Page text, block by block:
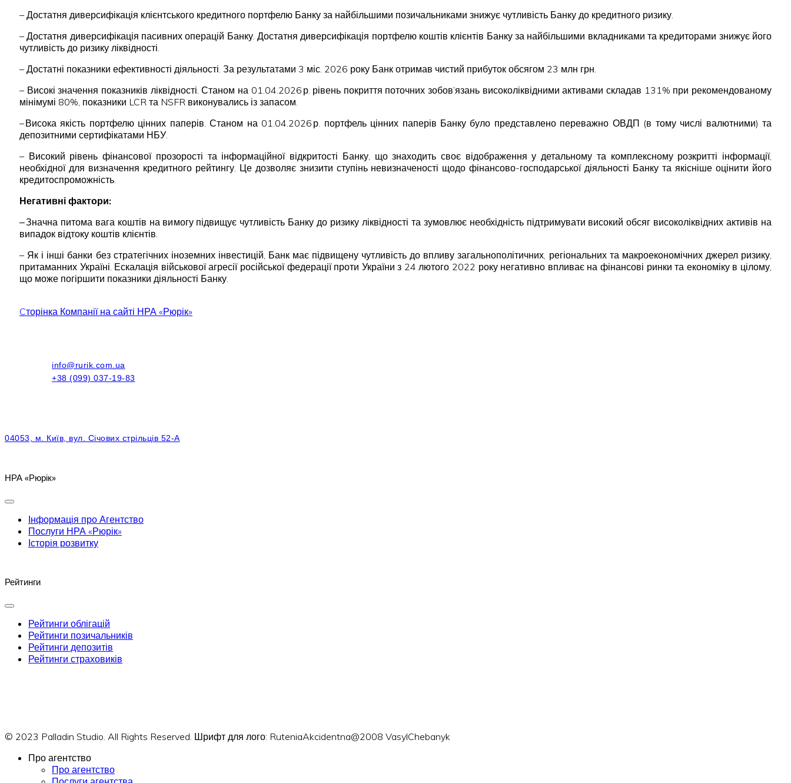
– Достатня диверсифікація клієнтського кредитного портфелю Банку за найбільшими позичальниками знижує чутливість Банку до кредитного ризику.
– Достатня диверсифікація пасивних операцій Банку. Достатня диверсифікація портфелю коштів клієнтів Банку за найбільшими вкладниками та кредиторами знижує його
чутливість до ризику ліквідності.
– Достатні показники ефективності діяльності. За результатами 3 міс. 2026 року Банк отримав чистий прибуток обсягом 23 млн грн.
– Високі значення показників ліквідності. Станом на 01.04.2026 р. рівень покриття поточних зобов’язань високоліквідними активами складав 131% при рекомендованому
мінімумі 80%, показники LCR та NSFR виконувались із запасом.
– Висока якість портфелю цінних паперів. Станом на 01.04.2026 р. портфель цінних паперів Банку було представлено переважно ОВДП (в тому числі валютними) та
депозитними сертифікатами НБУ.
– Високий рівень фінансової прозорості та інформаційної відкритості Банку, що знаходить своє відображення у детальному та комплексному розкритті інформації,
необхідної для визначення кредитного рейтингу. Це дозволяє знизити ступінь невизначеності щодо фінансово-господарської діяльності Банку та якісніше оцінити його
кредитоспроможність.
Негативні фактори:
‒ Значна питома вага коштів на вимогу підвищує чутливість Банку до ризику ліквідності та зумовлює необхідність підтримувати високий обсяг високоліквідних активів на
випадок відтоку коштів клієнтів.
– Як і інші банки без стратегічних іноземних інвестицій, Банк має підвищену чутливість до впливу загальнополітичних, регіональних та макроекономічних джерел ризику,
притаманних Україні. Ескалація військової агресії російської федерації проти України з 24 лютого 2022 року негативно впливає на фінансові ринки та економіку в цілому,
що може погіршити показники діяльності Банку.
Cторінка Компанії на сайті НРА «Рюрік»
info@rurik.com.ua
+38 (099) 037-19-83
04053, м. Київ, вул. Січових стрільців 52-А
НРА «Рюрік»
Інформація про Агентство
Послуги НРА «Рюрік»
Історія розвитку
Рейтинги
Рейтинги облігацій
Рейтинги позичальників
Рейтинги депозитів
Рейтинги страховиків
© 2023 Palladin Studio. All Rights Reserved. Шрифт для лого: RuteniaAkcidentna@2008 VasylChebanyk
Про агентство
Про агентство